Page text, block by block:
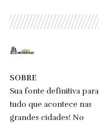
SOBRE
Sua fonte definitiva para
tudo que acontece nas
grandes cidades! No